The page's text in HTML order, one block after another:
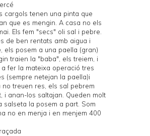
cargols tenen una pinta que
que es mengin. A casa no els
Els fem "secs" oli sal i pebre.
de ben rentats amb aigua i
els posem a una paella (gran)
traien la "baba", els treiem, i
fer la mateixa operació tres
(sempre netejan la paella)i
no treuen res, els sal pebrem
i anan-los saltajan. Queden molt
salseta la posem a part. Som
no en menja i en menjem 400